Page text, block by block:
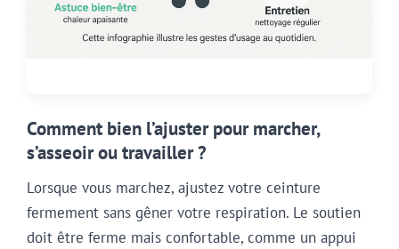
Comment bien l’ajuster pour marcher,
s’asseoir ou travailler ?
Lorsque vous marchez, ajustez votre ceinture
fermement sans gêner votre respiration. Le soutien
doit être ferme mais confortable, comme un appui